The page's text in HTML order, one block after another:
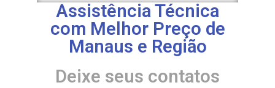
Assistência Técnica
com Melhor Preço de
Manaus e Região
Deixe seus contatos